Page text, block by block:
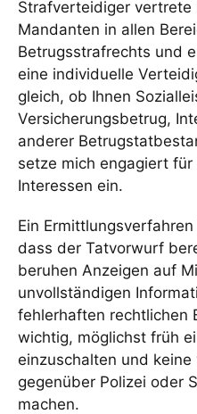
Strafverteidiger vertrete
Mandanten in allen
Betrugsstrafrechts und
eine individuelle
gleich, ob Ihnen
Versicherungsbetrug,
anderer
setze mich engagiert für
Interessen ein.
Ein
dass der Tatvorwurf
beruhen Anzeigen auf
unvollständigen
fehlerhaften rechtlichen
wichtig, möglichst früh
einzuschalten und
gegenüber Polizei oder
machen.